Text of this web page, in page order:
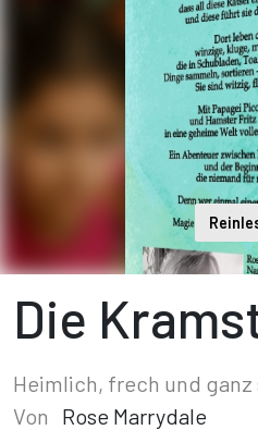
Die
Heimlich, frech und
Von
Rose Marrydale